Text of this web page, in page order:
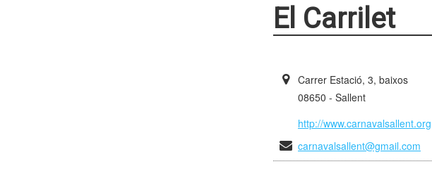
El Carrilet
Carrer Estació, 3, baixos
08650 - Sallent
http://www.carnavalsallent.org
carnavalsallent@gmail.com